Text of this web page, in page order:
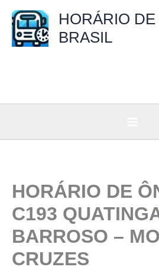
para
HORÁRIO
BRASIL
HORÁRIO DE
C193
BARROSO –
CRUZES